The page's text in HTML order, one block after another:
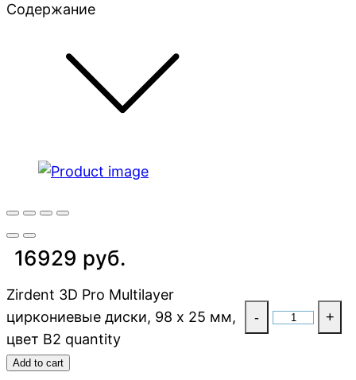
Содержание
16929 руб.
Zirdent 3D Pro Multilayer
циркониевые диски, 98 х 25 мм,
цвет B2 quantity
- +
Add to cart